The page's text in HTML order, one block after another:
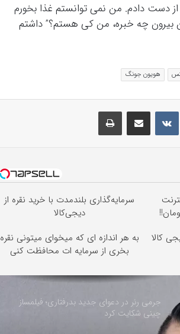
که این سریال به موفقیت رسید در یک هفته 6 پوند از دست دادم. من نمی توانستم غذا بخورم
بیرون چه خبره، من کی هستم؟” داشتم
هویون جونگ
VKontakteاشتراک گذاری با ایمیل چاپ
اینترنت
سرمایه‌گذاری بلندمدت با خرید نقره از
دیجی‌کالا
کالا
به هر اندازه ای که میخوای میتونی نقره
بخری از سرمایه ات محافظت کنی
جرمی رنر در دعوای جدید بدرفتاری؛ فیلمساز
چینی شکایت کرد